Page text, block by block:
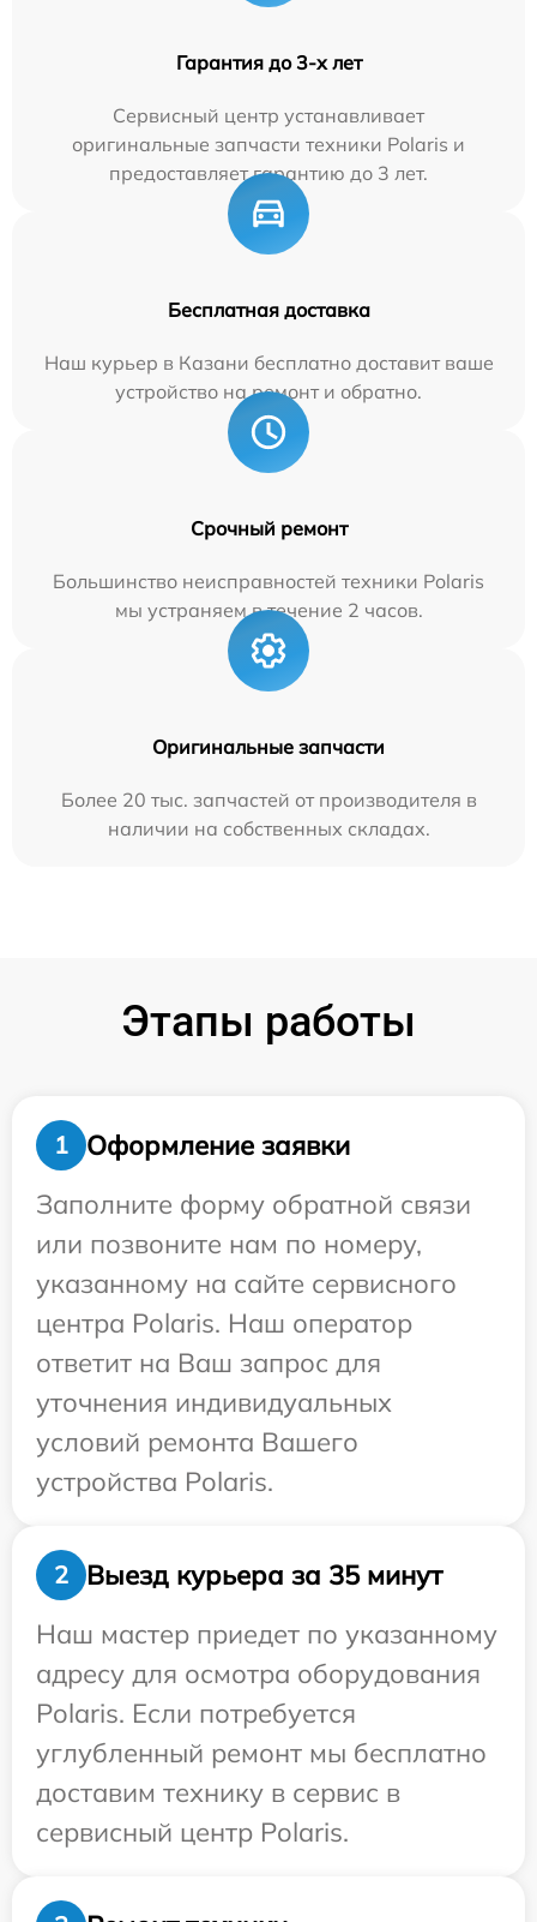
Гарантия до 3-х лет
Сервисный центр устанавливает
оригинальные запчасти техники Polaris и
предоставляет гарантию до 3 лет.
Бесплатная доставка
Наш курьер в Казани бесплатно доставит ваше
устройство на ремонт и обратно.
Срочный ремонт
Большинство неисправностей техники Polaris
мы устраняем в течение 2 часов.
Оригинальные запчасти
Более 20 тыс. запчастей от производителя в
наличии на собственных складах.
Этапы работы
1
Оформление заявки
Заполните форму обратной связи
или позвоните нам по номеру,
указанному на сайте сервисного
центра Polaris. Наш оператор
ответит на Ваш запрос для
уточнения индивидуальных
условий ремонта Вашего
устройства Polaris.
2
Выезд курьера за 35 минут
Наш мастер приедет по указанному
адресу для осмотра оборудования
Polaris. Если потребуется
углубленный ремонт мы бесплатно
доставим технику в сервис в
сервисный центр Polaris.